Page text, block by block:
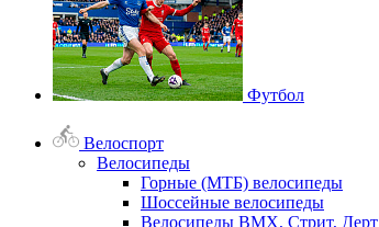
Футбол
Велоспорт
Велосипеды
Горные (МТБ) велосипеды
Шоссейные велосипеды
Велосипеды BMX, Стрит, Дерт